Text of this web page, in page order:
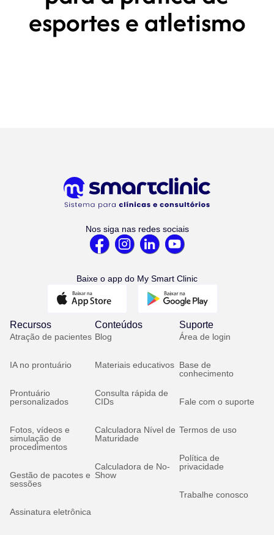
esportes e atletismo
Nos siga nas redes sociais
Baixe o app do My Smart Clinic
Recursos
Atração de pacientes
IA no prontuário
Prontuário
personalizados
Fotos, vídeos e
simulação de
procedimentos
Gestão de pacotes e
sessões
Assinatura eletrônica
Conteúdos
Blog
Materiais educativos
Consulta rápida de
CIDs
Calculadora Nível de
Maturidade
Calculadora de No-
Show
Suporte
Área de login
Base de
conhecimento
Fale com o suporte
Termos de uso
Política de
privacidade
Trabalhe conosco